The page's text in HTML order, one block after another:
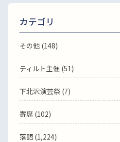
カテゴリ
その他 (148)
ティルト主催 (51)
下北沢演芸祭 (7)
寄席 (102)
落語(1,224)